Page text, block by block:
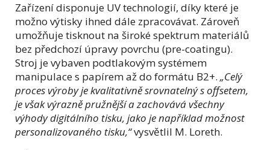
Zařízení disponuje UV technologií, díky které je
možno výtisky ihned dále zpracovávat. Zároveň
umožňuje tisknout na široké spektrum materiálů
bez předchozí úpravy povrchu (pre-coatingu).
Stroj je vybaven podtlakovým systémem
manipulace s papírem až do formátu B2+. „Celý
proces výroby je kvalitativně srovnatelný s offsetem,
je však výrazně pružnější a zachovává všechny
výhody digitálního tisku, jako je například možnost
personalizovaného tisku,“vysvětlil M. Loreth.